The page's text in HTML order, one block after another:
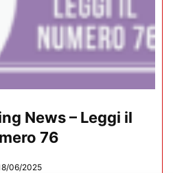
News – Leggi il
76
06/2025